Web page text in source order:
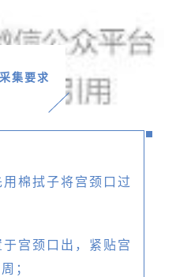
集要求
用棉拭子将宫颈口过
于宫颈口出，紧贴宫
周；